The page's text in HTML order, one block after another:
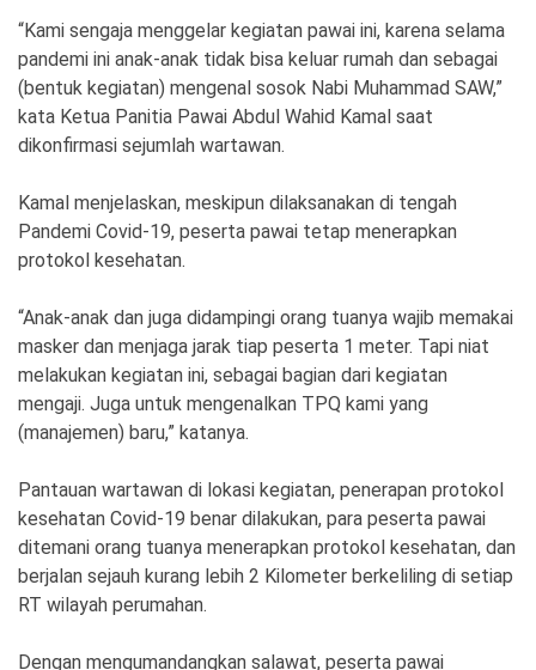
News
Indonesia
.
All
Right
“Kami sengaja menggelar kegiatan pawai ini, karena selama
pandemi ini anak-anak tidak bisa keluar rumah dan sebagai
(bentuk kegiatan) mengenal sosok Nabi Muhammad SAW,”
kata Ketua Panitia Pawai Abdul Wahid Kamal saat
dikonfirmasi sejumlah wartawan.
Kamal menjelaskan, meskipun dilaksanakan di tengah
Pandemi Covid-19, peserta pawai tetap menerapkan
protokol kesehatan.
“Anak-anak dan juga didampingi orang tuanya wajib memakai
masker dan menjaga jarak tiap peserta 1 meter. Tapi niat
melakukan kegiatan ini, sebagai bagian dari kegiatan
mengaji. Juga untuk mengenalkan TPQ kami yang
(manajemen) baru,” katanya.
Pantauan wartawan di lokasi kegiatan, penerapan protokol
kesehatan Covid-19 benar dilakukan, para peserta pawai
ditemani orang tuanya menerapkan protokol kesehatan, dan
berjalan sejauh kurang lebih 2 Kilometer berkeliling di setiap
RT wilayah perumahan.
Dengan mengumandangkan salawat, peserta pawai